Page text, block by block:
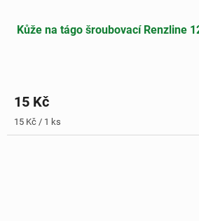
Kůže na tágo šroubovací Renzline
15 Kč
Měrná
cena:
15 Kč / 1 ks